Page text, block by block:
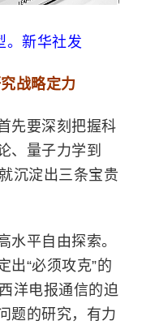
新华社发
战略定力
要深刻把握科
、量子力学到
沉淀出三条宝贵
平自由探索。
出“必须攻克”的
洋电报通信的迫
题的研究，有力